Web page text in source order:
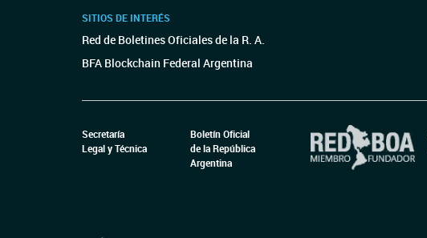
SITIOS DE INTERÉS
Red de Boletines Oficiales de la R. A.
BFA Blockchain Federal Argentina
Secretaría
Legal y Técnica
Boletín Oficial
de la República
Argentina